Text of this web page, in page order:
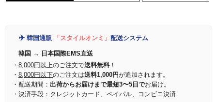
✈️ 韓国通販 「スタイルオンミ」 配送システム
韓国 → 日本国際EMS直送
・ 8,000円以上のご注文で送料無料！
・ 8,000円以下のご注文は送料1,000円が追加されます。
・配送期間： 出荷からお届けまで最短3〜5日でお届け。
・決済手段：クレジットカード、ペイパル、コンビニ決済